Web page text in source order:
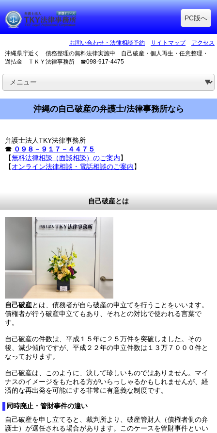
PC版へ
お問い合わせ・法律相談予約 サイトマップ
アクセス
沖縄県庁近く 債務整理の無料法律実施中 自己破産・個人再生・任意整理・
過払金 ＴＫＹ法律事務所 ☎098-917-4475
沖縄の自己破産の弁護士/法律事務所なら
弁護士法人TKY法律事務所
☎ ０９８－９１７－４４７５
【無料法律相談（面談相談）のご案内】
【オンライン法律相談・電話相談のご案内】
自己破産とは
自己破産とは、債務者が自ら破産の申立てを行うことをいいます。
債権者が行う破産申立てもあり、それとの対比で使われる言葉で
す。
自己破産の件数は、平成１５年に２５万件を突破しました。その
後、減少傾向ですが、平成２２年の申立件数は１３万７０００件と
なっております。
自己破産は、このように、決して珍しいものではありません。マイ
ナスのイメージをもたれる方がいらっしゃるかもしれませんが、経
済的な再出発を可能にする非常に有意義な制度です。
同時廃止・管財事件の違い
自己破産を申し立てると、裁判所より、破産管財人（債権者側の弁
護士）が選任される場合があります。このケースを管財事件といい